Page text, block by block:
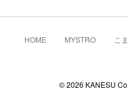
HOME MYSTRO こ
© 2026 KANESU